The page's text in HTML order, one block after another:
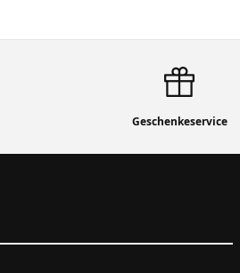
Geschenkeservice